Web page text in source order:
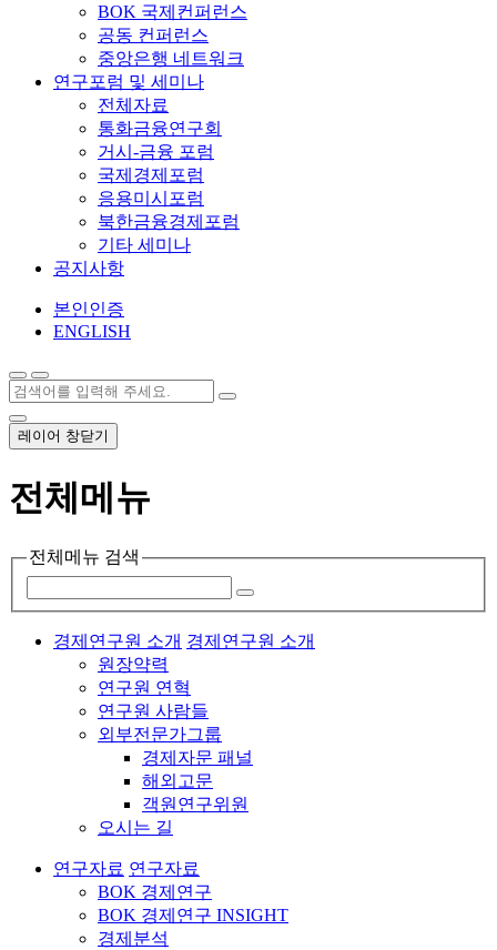
BOK 국제컨퍼런스
공동 컨퍼런스
중앙은행 네트워크
연구포럼 및 세미나
전체자료
통화금융연구회
거시-금융 포럼
국제경제포럼
응용미시포럼
북한금융경제포럼
기타 세미나
공지사항
본인인증
ENGLISH
레이어 창닫기
전체메뉴
전체메뉴 검색
경제연구원 소개 경제연구원 소개
원장약력
연구원 연혁
연구원 사람들
외부전문가그룹
경제자문 패널
해외고문
객원연구위원
오시는 길
연구자료 연구자료
BOK 경제연구
BOK 경제연구 INSIGHT
경제분석